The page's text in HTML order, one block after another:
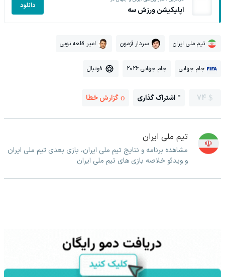
اپلیکیشن ورزش سه دانلود
تیم ملی ایران سردار آزمون امیر قلعه نویی
جام جهانی جام جهانی 2026 فوتبال
74 اشتراک گذاری گزارش خطا
تیم ملی ایران
مشاهده برنامه و نتایج تیم ملی ایران، بازی بعدی تیم ملی ایران
و ویدئو خلاصه بازی های تیم ملی ایران